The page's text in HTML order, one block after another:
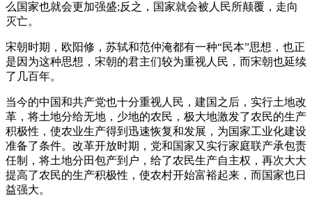
么国家也就会更加强盛;反之，国家就会被人民所颠覆，走向
灭亡。
宋朝时期，欧阳修，苏轼和范仲淹都有一种“民本”思想，也正
是因为这种思想，宋朝的君主们较为重视人民，而宋朝也延续
了几百年。
当今的中国和共产党也十分重视人民，建国之后，实行土地改
革，将土地分给无地，少地的农民，极大地激发了农民的生产
积极性，使农业生产得到迅速恢复和发展，为国家工业化建设
准备了条件。改革开放时期，党和国家又实行家庭联产承包责
任制，将土地分田包产到户，给了农民生产自主权，再次大大
提高了农民的生产积极性，使农村开始富裕起来，而国家也日
益强大。